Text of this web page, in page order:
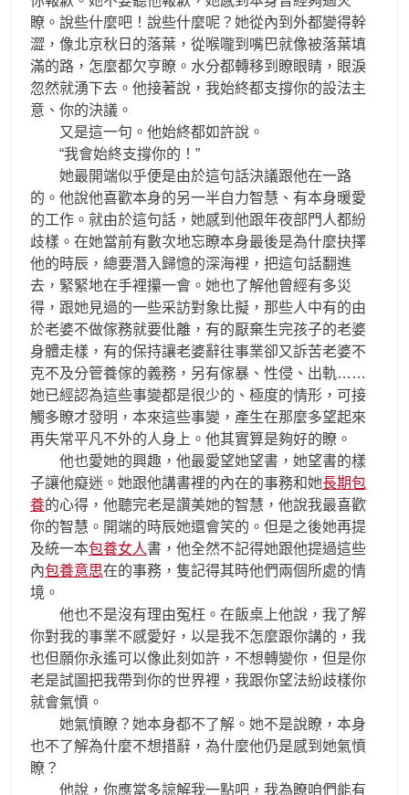
瞭。說些什麼吧！說些什麼呢？她從內到外都變得幹
澀，像北京秋日的落葉，從喉嚨到嘴巴就像被落葉填
滿的路，怎麼都欠亨瞭。水分都轉移到瞭眼睛，眼淚
忽然就湧下去。他接著說，我始終都支撐你的設法主
意、你的決議。
又是這一句。他始終都如許說。
“我會始終支撐你的！”
她最開端似乎便是由於這句話決議跟他在一路
的。他說他喜歡本身的另一半自力智慧、有本身暖愛
的工作。就由於這句話，她感到他跟年夜部門人都紛
歧樣。在她當前有數次地忘瞭本身最後是為什麼抉擇
他的時辰，總要潛入歸憶的深海裡，把這句話翻進
去，緊緊地在手裡攥一會。她也了解他曾經有多災
得，跟她見過的一些采訪對象比擬，那些人中有的由
於老婆不做傢務就要仳離，有的厭棄生完孩子的老婆
身體走樣，有的保持讓老婆辭往事業卻又訴苦老婆不
克不及分管養傢的義務，另有傢暴、性侵、出軌……
她已經認為這些事變都是很少的、極度的情形，可接
觸多瞭才發明，本來這些事變，產生在那麼多望起來
再失常平凡不外的人身上。他其實算是夠好的瞭。
他也愛她的興趣，他最愛望她望書，她望書的樣
子讓他癡迷。她跟他講書裡的內在的事務和她長期包
養的心得，他聽完老是讚美她的智慧，他說我最喜歡
你的智慧。開端的時辰她還會笑的。但是之後她再提
及統一本包養女人書，他全然不記得她跟他提過這些
內包養意思在的事務，隻記得其時他們兩個所處的情
境。
他也不是沒有理由冤枉。在飯桌上他說，我了解
你對我的事業不感愛好，以是我不怎麼跟你講的，我
也但願你永遙可以像此刻如許，不想轉變你，但是你
老是試圖把我帶到你的世界裡，我跟你望法紛歧樣你
就會氣憤。
她氣憤瞭？她本身都不了解。她不是說瞭，本身
也不了解為什麼不想措辭，為什麼他仍是感到她氣憤
瞭？
他說，你應當多諒解我一點吧，我為瞭咱們能有